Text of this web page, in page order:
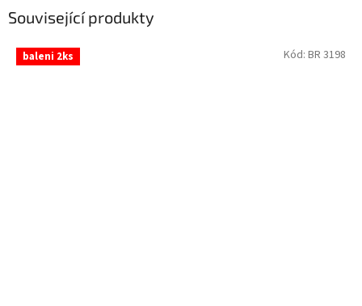
Související produkty
baleni 2ks Kód: BR 3198